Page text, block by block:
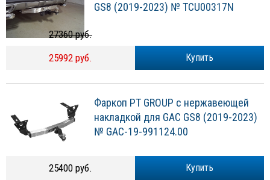
GS8 (2019-2023) № TCU00317N
Купить
27360 руб.
25992 руб.
Фаркоп PT GROUP с нержавеющей
накладкой для GAC GS8 (2019-2023)
№ GAC-19-991124.00
Купить
25400 руб.